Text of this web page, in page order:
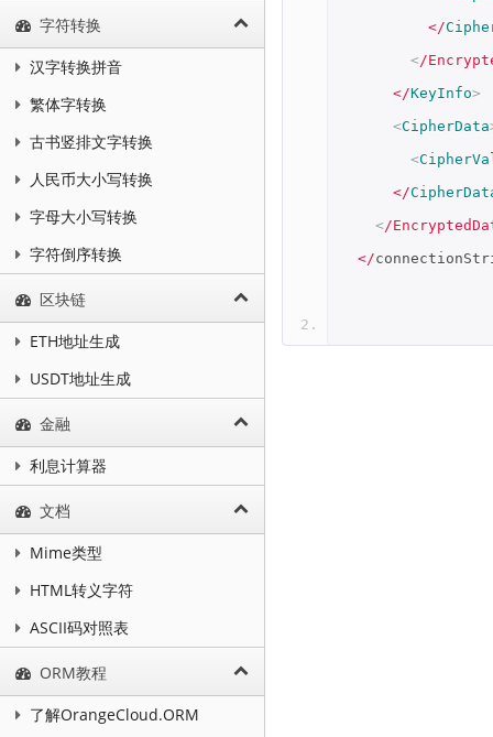
字符转换
汉字转换拼音
繁体字转换
古书竖排文字转换
人民币大小写转换
字母大小写转换
字符倒序转换
区块链
ETH地址生成
USDT地址生成
金融
利息计算器
文档
Mime类型
HTML转义字符
ASCII码对照表
ORM教程
了解OrangeCloud.ORM
</
</
</KeyInfo>
<CipherData
<
</
</
</